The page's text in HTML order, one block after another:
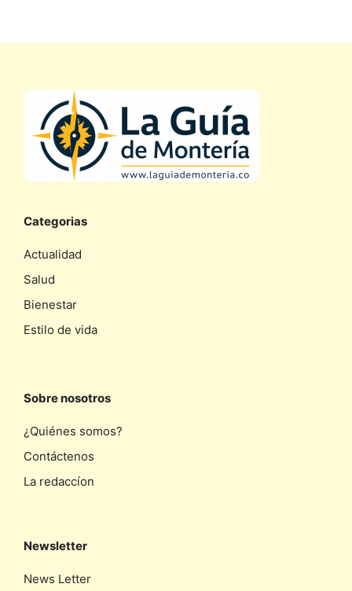
Categorias
Actualidad
Salud
Bienestar
Estilo de vida
Sobre nosotros
¿Quiénes somos?
Contáctenos
La redaccíon
Newsletter
News Letter